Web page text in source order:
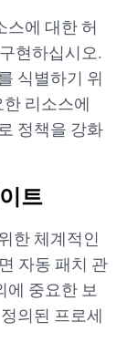
스에 대한 허
현하십시오.
식별하기 위
리소스에
정책을 강화
트
한 체계적인
자동 패치 관
에 중요한 보
의된 프로세